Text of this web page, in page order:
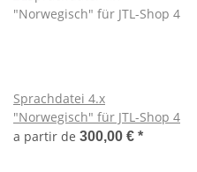
Sprachdatei 4.x
"Norwegisch" für JTL-Shop 4
a partir de 300,00 € *